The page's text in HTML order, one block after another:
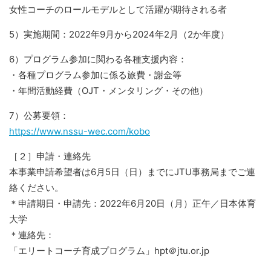
女性コーチのロールモデルとして活躍が期待される者
5）実施期間：2022年9月から2024年2月（2か年度）
6）プログラム参加に関わる各種支援内容：
・各種プログラム参加に係る旅費・謝金等
・年間活動経費（OJT・メンタリング・その他）
7）公募要領：
https://www.nssu-wec.com/kobo
［２］申請・連絡先
本事業申請希望者は6月5日（日）までにJTU事務局までご連
絡ください。
＊申請期日・申請先：2022年6月20日（月）正午／日本体育
大学
＊連絡先：
「エリートコーチ育成プログラム」hpt＠jtu.or.jp